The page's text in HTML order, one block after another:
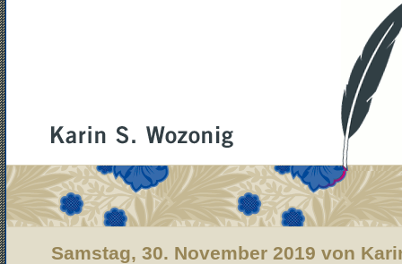
Samstag, 30. November 2019 von